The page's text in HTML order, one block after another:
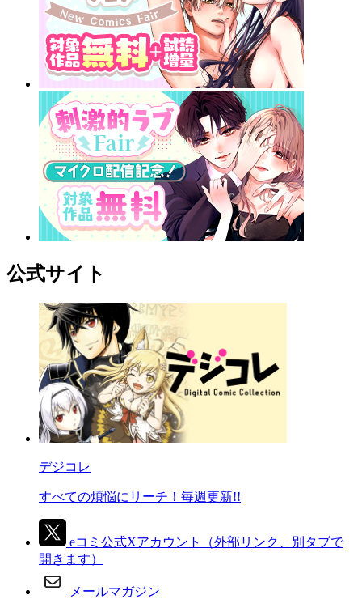
公式サイト
デジコレ
すべての煩悩にリーチ！毎週更新!!
eコミ公式Xアカウント
（外部リンク、別タブで
開きます）
メールマガジン